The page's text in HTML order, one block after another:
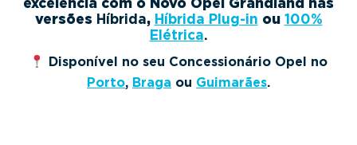
versões Híbrida, Híbrida Plug-in ou 100%
Elétrica.
Disponível no seu Concessionário Opel no
Porto, Braga ou Guimarães.